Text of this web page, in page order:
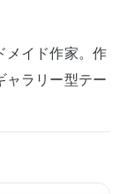
メイド作家。作
ャラリー型テー